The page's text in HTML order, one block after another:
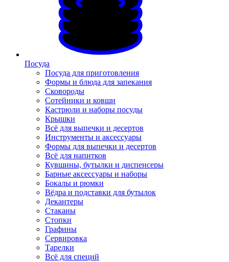
Посуда
Посуда для приготовления
Формы и блюда для запекания
Сковороды
Сотейники и ковши
Кастрюли и наборы посуды
Крышки
Всё для выпечки и десертов
Инструменты и аксессуары
Формы для выпечки и десертов
Всё для напитков
Кувшины, бутылки и диспенсеры
Барные аксессуары и наборы
Бокалы и рюмки
Вёдра и подставки для бутылок
Декантеры
Стаканы
Стопки
Графины
Сервировка
Тарелки
Всё для специй